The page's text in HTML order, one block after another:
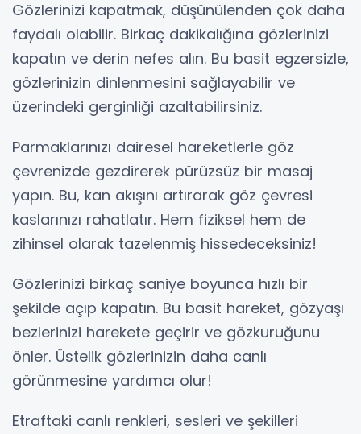
Gözlerinizi kapatmak, düşünülenden çok daha
faydalı olabilir. Birkaç dakikalığına gözlerinizi
kapatın ve derin nefes alın. Bu basit egzersizle,
gözlerinizin dinlenmesini sağlayabilir ve
üzerindeki gerginliği azaltabilirsiniz.
Parmaklarınızı dairesel hareketlerle göz
çevrenizde gezdirerek pürüzsüz bir masaj
yapın. Bu, kan akışını artırarak göz çevresi
kaslarınızı rahatlatır. Hem fiziksel hem de
zihinsel olarak tazelenmiş hissedeceksiniz!
Gözlerinizi birkaç saniye boyunca hızlı bir
şekilde açıp kapatın. Bu basit hareket, gözyaşı
bezlerinizi harekete geçirir ve gözkuruğunu
önler. Üstelik gözlerinizin daha canlı
görünmesine yardımcı olur!
Etraftaki canlı renkleri, sesleri ve şekilleri